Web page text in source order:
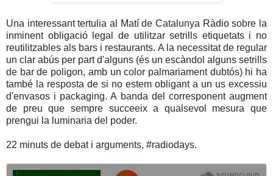
Una interessant tertulia al Matí de Catalunya Ràdio sobre la
inminent obligació legal de utilitzar setrills etiquetats i no
reutilitzables als bars i restaurants. A la necessitat de regular
un clar abús per part d'alguns (és un escàndol alguns setrills
de bar de poligon, amb un color palmariament dubtós) hi ha
també la resposta de si no estem obligant a un us excessiu
d'envasos i packaging. A banda del corresponent augment
de preu que sempre succeeix a qualsevol mesura que
prengui la luminaria del poder.
22 minuts de debat i arguments, #radiodays.